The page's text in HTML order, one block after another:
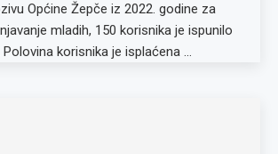
Općine Žepče iz 2022. godine za
mladih, 150 korisnika je ispunilo
korisnika je isplaćena …